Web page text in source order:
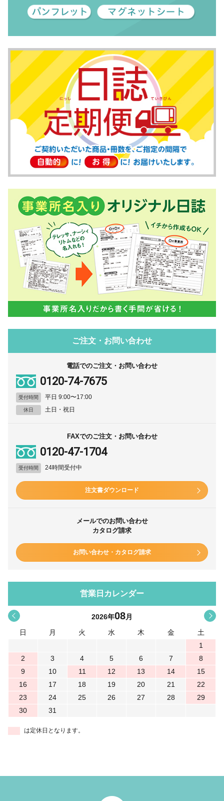
ご注文・お問い合わせ
電話でのご注文・お問い合わせ
0120-74-7675
受付時間 平日 9:00〜17:00
休日 土日・祝日
FAXでのご注文・お問い合わせ
0120-47-1704
受付時間 24時間受付中
注文書ダウンロード
メールでのお問い合わせ
カタログ請求
お問い合わせ・カタログ請求
営業日カレンダー
< 2026年08月
日
月 火 水 木 金
土
1
2
3 4 5 6 7
8
9
10 11 12 13 14
15
16
17 18 19 20 21
22
23
24 25 26 27 28
29
30
31
は定休日となります。